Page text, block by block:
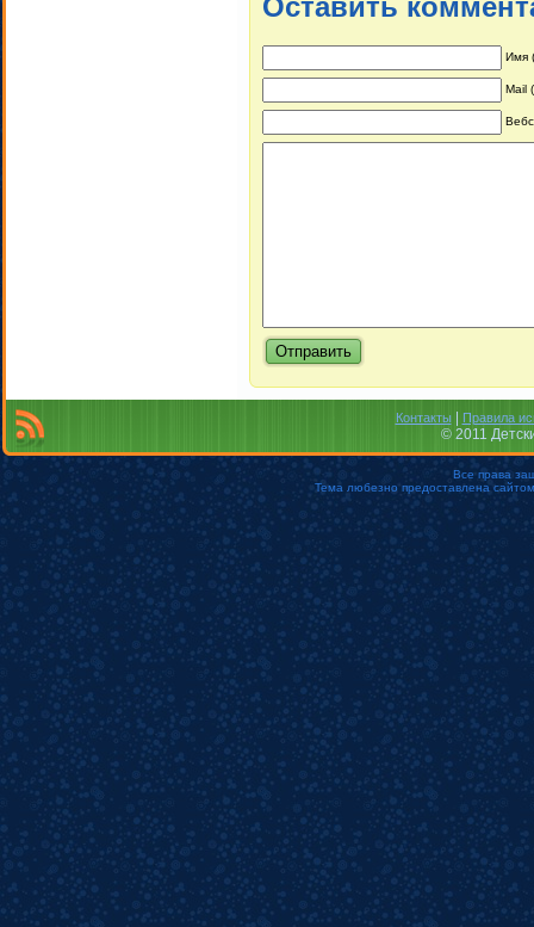
Имя
Mail
Контакты| Правила
© 2011
Все права
Тема любезно предоставлена